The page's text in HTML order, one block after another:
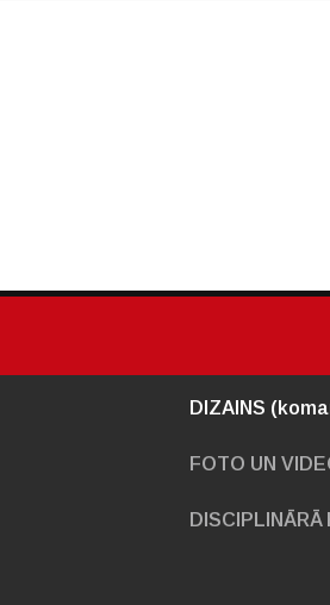
DIZAINS
FOTO UN
DISCIPLINĀRĀ